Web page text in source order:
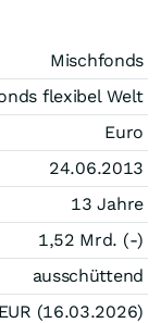
Mischfonds
flexibel Welt
Euro
24.06.2013
13 Jahre
1,52 Mrd. (-)
ausschüttend
EUR (16.03.2026)